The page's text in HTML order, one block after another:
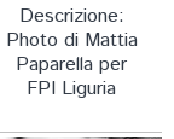
Descrizione:
Photo di Mattia
Paparella per
FPI Liguria